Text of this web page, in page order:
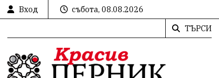
Вход
събота, 08.08.2026
ТЪРСИ